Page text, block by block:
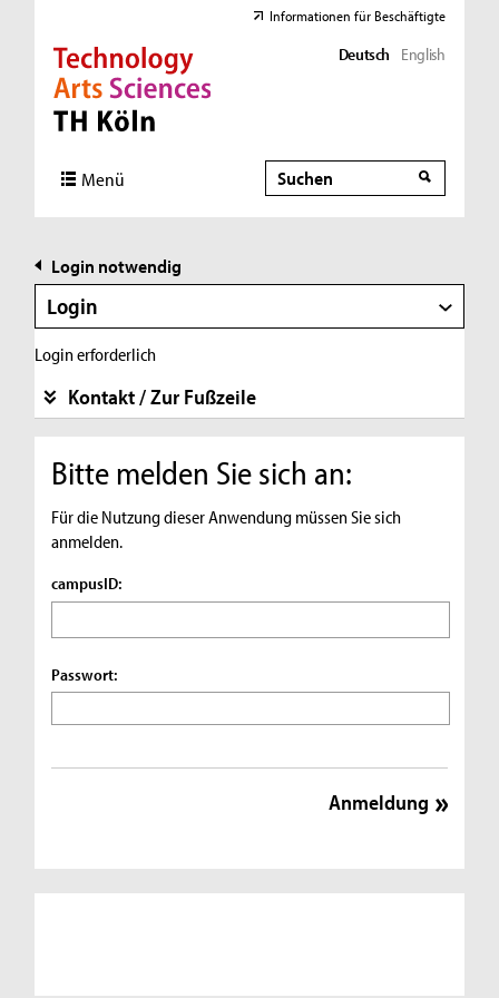
Direkt zur Hauptnavigation
Direkt zur Subnavigation
Direkt zum Inhalt
Direkt zum Fußbereich
Informationen für Beschäftigte
Deutsch English
Menü Suche
Suche
Login notwendig
Login
Login erforderlich
Kontakt / Zur Fußzeile
Bitte melden Sie sich an:
Für die Nutzung dieser Anwendung müssen Sie sich
anmelden.
campusID:
Passwort: